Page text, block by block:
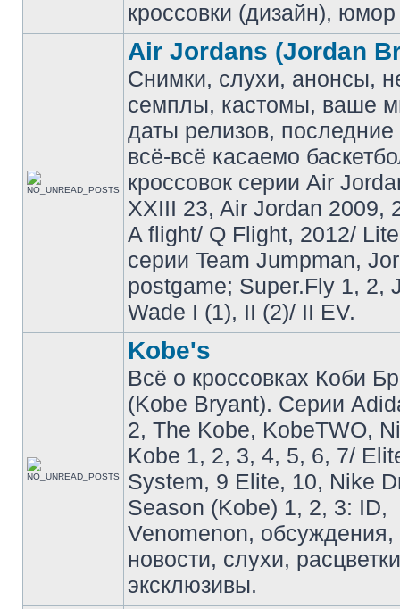
кроссовки (дизайн),
Air Jordans (Jordan
Снимки, слухи, анонсы,
семплы, кастомы, ваше
даты релизов, последние
всё-всё касаемо
кроссовок серии Air
XXIII 23, Air Jordan 2009,
A flight/ Q Flight, 2012/
серии Team Jumpman,
postgame; Super.Fly 1, 2,
Wade I (1), II (2)/ II EV.
Kobe's
Всё о кроссовках Коби
(Kobe Bryant). Серии
2, The Kobe, KobeTWO,
Kobe 1, 2, 3, 4, 5, 6, 7/
System, 9 Elite, 10, Nike
Season (Kobe) 1, 2, 3: ID,
Venomenon,
новости, слухи,
эксклюзивы.